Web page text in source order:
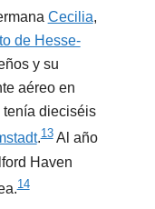
Cecilia,
de Hesse-
y su
aéreo en
dieciséis
.13​ Al año
Haven
14